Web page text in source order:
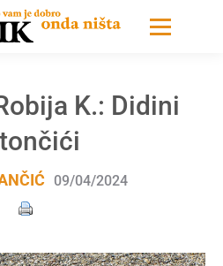
K.: Didini
09/04/2024